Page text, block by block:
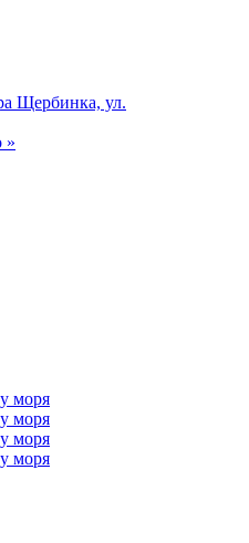
Щербинка, ул.
»
моря
моря
моря
моря